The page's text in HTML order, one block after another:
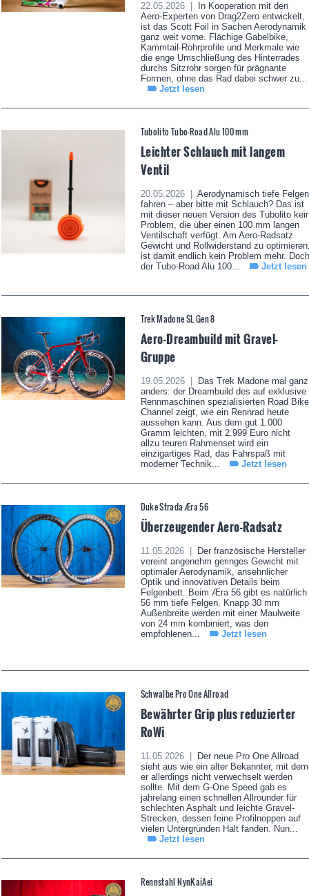
22.05.2026 |
In Kooperation mit den
Aero-Experten von Drag2Zero entwickelt,
ist das Scott Foil in Sachen Aerodynamik
ganz weit vorne. Flächige Gabelbike,
Kammtail-Rohrprofile und Merkmale wie
die enge Umschließung des Hinterrades
durchs Sitzrohr sorgen für prägnante
Formen, ohne das Rad dabei schwer zu...
Jetzt lesen
Tubolito Tubo-Road Alu 100 mm
Leichter Schlauch mit langem
Ventil
20.05.2026 |
Aerodynamisch tiefe Felgen
fahren – aber bitte mit Schlauch? Das ist
mit dieser neuen Version des Tubolito
Problem, die über einen 100 mm langen
Ventilschaft verfügt. Am Aero-Radsatz
Gewicht und Rollwiderstand zu
ist damit endlich kein Problem mehr. Doch
der Tubo-Road Alu 100...
Jetzt lesen
Trek Madone SL Gen 8
Aero-Dreambuild mit Gravel-
Gruppe
19.05.2026 |
Das Trek Madone mal ganz
anders: der Dreambuild des auf exklusive
Rennmaschinen spezialisierten Road Bike
Channel zeigt, wie ein Rennrad heute
aussehen kann. Aus dem gut 1.000
Gramm leichten, mit 2.999 Euro nicht
allzu teuren Rahmenset wird ein
einzigartiges Rad, das Fahrspaß mit
moderner Technik...
Jetzt lesen
Duke Strada Æra 56
Überzeugender Aero-Radsatz
11.05.2026 |
Der französische Hersteller
vereint angenehm geringes Gewicht mit
optimaler Aerodynamik, ansehnlicher
Optik und innovativen Details beim
Felgenbett. Beim Æra 56 gibt es natürlich
56 mm tiefe Felgen. Knapp 30 mm
Außenbreite werden mit einer Maulweite
von 24 mm kombiniert, was den
empfohlenen...
Jetzt lesen
Schwalbe Pro One Allroad
Bewährter Grip plus reduzierter
RoWi
11.05.2026 |
Der neue Pro One Allroad
sieht aus wie ein alter Bekannter, mit dem
er allerdings nicht verwechselt werden
sollte. Mit dem G-One Speed gab es
jahrelang einen schnellen Allrounder für
schlechten Asphalt und leichte Gravel-
Strecken, dessen feine Profilnoppen auf
vielen Untergründen Halt fanden. Nun...
Jetzt lesen
Rennstahl NynKaiAei